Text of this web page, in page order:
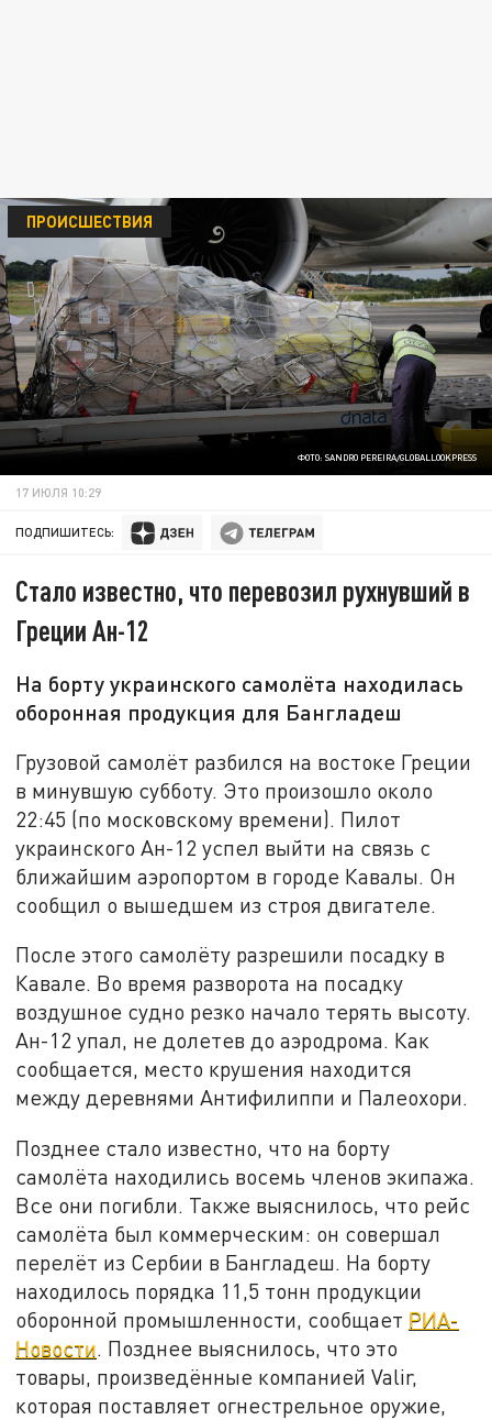
ФОТО: SANDRO PEREIRA/GLOBALLOOKPRESS
ПРОИСШЕСТВИЯ
17 ИЮЛЯ 10:29
ПОДПИШИТЕСЬ:
Стало известно, что перевозил рухнувший в
Греции Ан-12
На борту украинского самолёта находилась
оборонная продукция для Бангладеш
Грузовой самолёт разбился на востоке Греции
в минувшую субботу. Это произошло около
22:45 (по московскому времени). Пилот
украинского Ан-12 успел выйти на связь с
ближайшим аэропортом в городе Кавалы. Он
сообщил о вышедшем из строя двигателе.
После этого самолёту разрешили посадку в
Кавале. Во время разворота на посадку
воздушное судно резко начало терять высоту.
Ан-12 упал, не долетев до аэродрома. Как
сообщается, место крушения находится
между деревнями Антифилиппи и Палеохори.
Позднее стало известно, что на борту
самолёта находились восемь членов экипажа.
Все они погибли. Также выяснилось, что рейс
самолёта был коммерческим: он совершал
перелёт из Сербии в Бангладеш. На борту
находилось порядка 11,5 тонн продукции
оборонной промышленности, сообщает РИА-
Новости. Позднее выяснилось, что это
товары, произведённые компанией Valir,
которая поставляет огнестрельное оружие,